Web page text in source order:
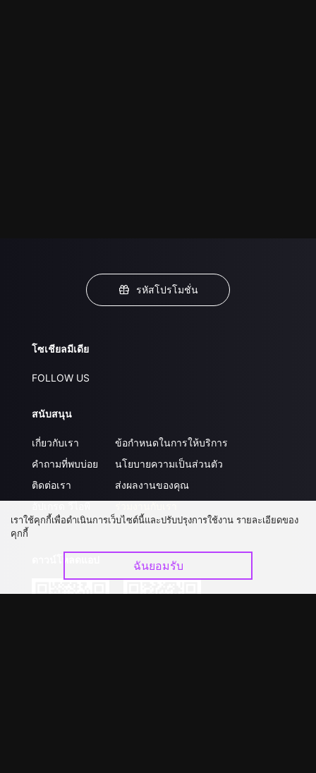
รหัสโปรโมชั่น
โซเชียลมีเดีย
FOLLOW US
สนับสนุน
เกี่ยวกับเรา
คำถามที่พบบ่อย
ติดต่อเรา
ข้อกำหนดในการให้บริการ
นโยบายความเป็นส่วนตัว
ส่งผลงานของคุณ
เราใช้คุกกี้เพื่อดำเนินการเว็บไซต์นี้และปรับปรุงการใช้งาน รายละเอียดของ
คุกกี้
ฉันยอมรับ